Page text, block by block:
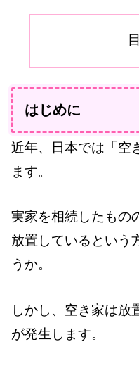
はじめに
近年、日本では「空
ます。
実家を相続したもの
放置しているという
うか。
しかし、空き家は放
が発生します。